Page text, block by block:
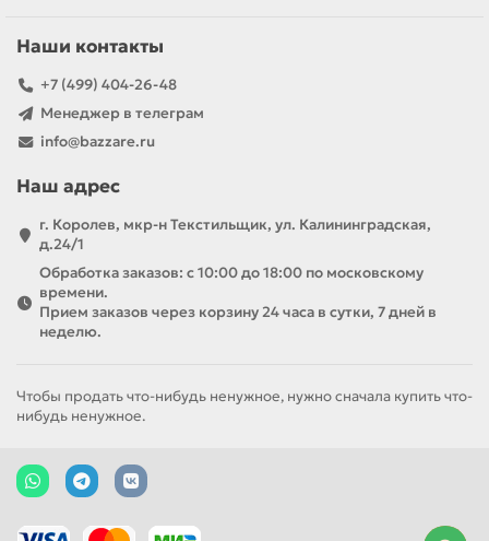
Наши контакты
+7 (499) 404-26-48
Менеджер в телеграм
info@bazzare.ru
Наш адрес
г. Королев, мкр-н Текстильщик, ул. Калининградская,
д.24/1
Обработка заказов: с 10:00 до 18:00 по московскому
времени.
Прием заказов через корзину 24 часа в сутки, 7 дней в
неделю.
Чтобы продать что-нибудь ненужное, нужно сначала купить что-
нибудь ненужное.